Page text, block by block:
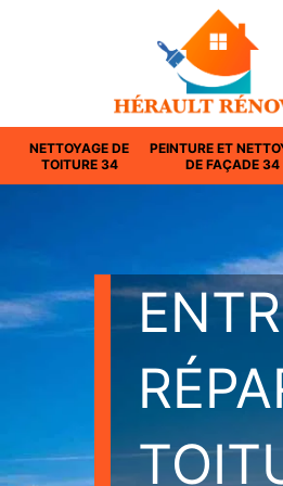
NETTOYAGE DE
TOITURE 34
PEINTURE ET
DE FAÇADE 34